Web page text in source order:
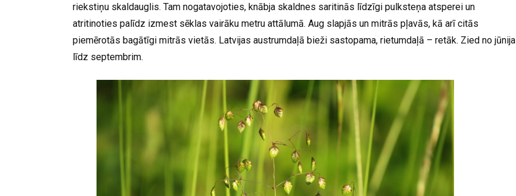
riekstiņu skaldauglis. Tam nogatavojoties, knābja skaldnes saritinās līdzīgi pulksteņa atsperei un
atritinoties palīdz izmest sēklas vairāku metru attālumā. Aug slapjās un mitrās pļavās, kā arī citās
piemērotās bagātīgi mitrās vietās. Latvijas austrumdaļā bieži sastopama, rietumdaļā – retāk. Zied no jūnija
līdz septembrim.